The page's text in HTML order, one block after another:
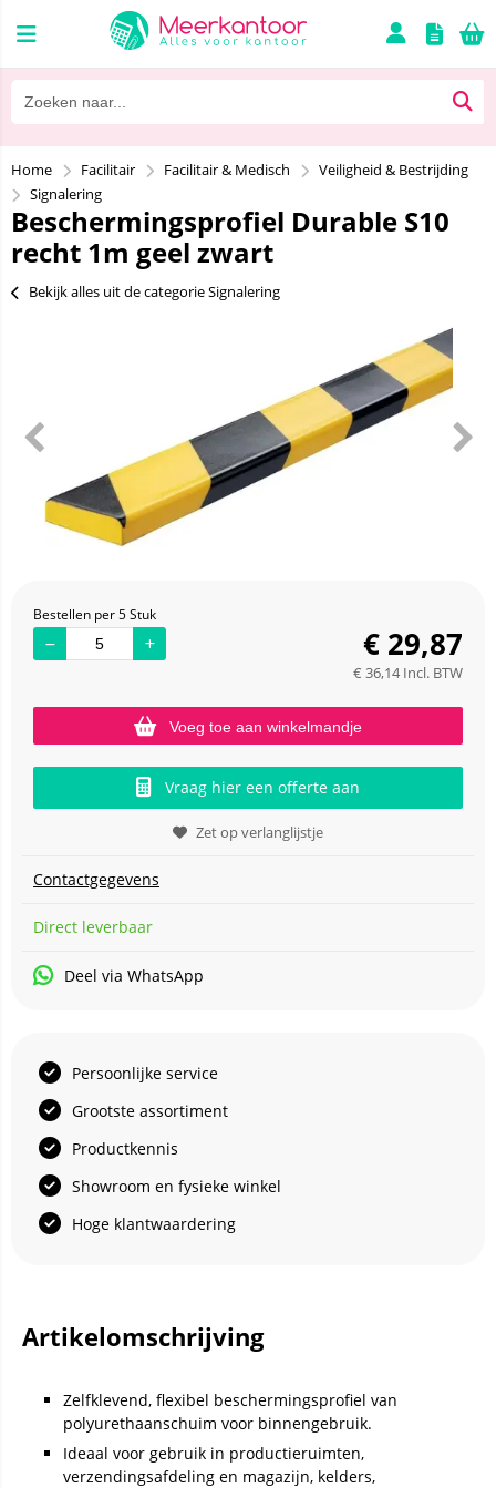
Home Facilitair Facilitair & Medisch
Veiligheid & Bestrijding
Signalering
Beschermingsprofiel Durable S10
recht 1m geel zwart
Bekijk alles uit de categorie Signalering
Bestellen per 5 Stuk
€ 29,87
€ 36,14 Incl. BTW
Voeg toe aan winkelmandje
Vraag hier een offerte aan
Zet op verlanglijstje
Contactgegevens
Direct leverbaar
Deel via WhatsApp
Persoonlijke service
Grootste assortiment
Productkennis
Showroom en fysieke winkel
Hoge klantwaardering
Artikelomschrijving
Zelfklevend, flexibel beschermingsprofiel van
polyurethaanschuim voor binnengebruik.
Ideaal voor gebruik in productieruimten,
verzendingsafdeling en magazijn, kelders,